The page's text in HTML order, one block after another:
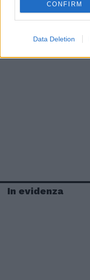
CONFIRM
Data Deletion
In evidenza